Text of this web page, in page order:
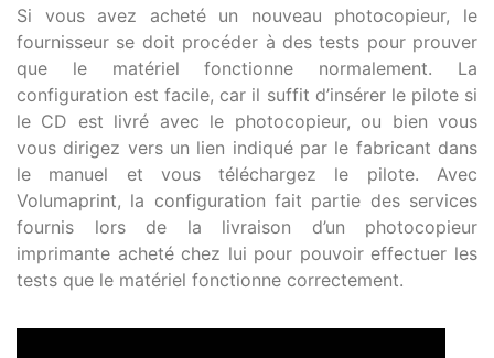
Si vous avez acheté un nouveau photocopieur, le
fournisseur se doit procéder à des tests pour prouver
que le matériel fonctionne normalement. La
configuration est facile, car il suffit d’insérer le pilote si
le CD est livré avec le photocopieur, ou bien vous
vous dirigez vers un lien indiqué par le fabricant dans
le manuel et vous téléchargez le pilote. Avec
Volumaprint, la configuration fait partie des services
fournis lors de la livraison d’un photocopieur
imprimante acheté chez lui pour pouvoir effectuer les
tests que le matériel fonctionne correctement.